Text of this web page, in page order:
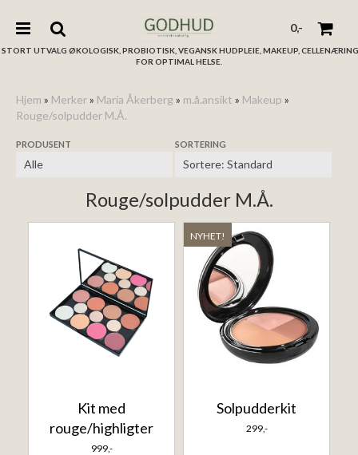
0,-
STORT UTVALG ØKOLOGISK, PROBIOTISK, VEGANSK HUDPLEIE, MAKEUP, CELLENÆRING
FOR OPTIMAL HELSE.
Hjem » Merker» Maria Åkerberg» m.å.ansikt » Makeup »
Rouge/solpudder M.Å.
PRODUSENT SORTERING
Rouge/solpudder M.Å.
Kit med
rouge/highligter
999,-
NYHET!
Solpudderkit
299,-